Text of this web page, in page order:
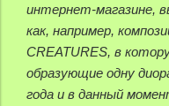
интернет-магазине,
как, например,
CREATURES, в
образующие одну
года и в данный